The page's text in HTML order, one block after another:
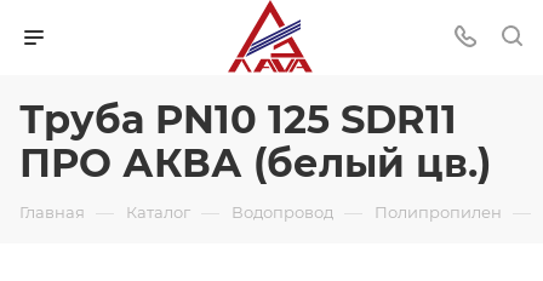
Труба PN10 125 SDR11
ПРО АКВА (белый цв.)
Главная — Каталог — Водопровод — Полипропилен —